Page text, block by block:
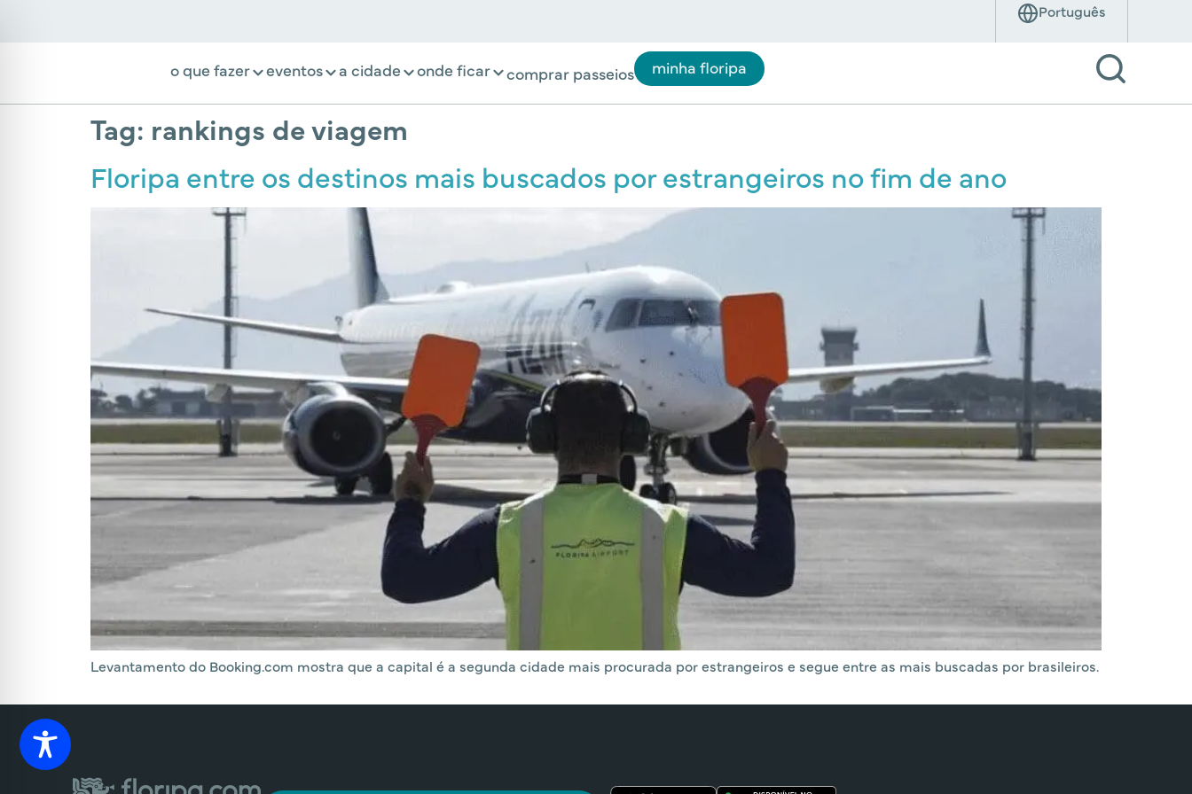
o que fazer eventos a cidade onde ficar comprar passeios minha floripa
Tag: rankings de viagem
Floripa entre os destinos mais buscados por estrangeiros no fim de ano
Levantamento do Booking.com mostra que a capital é a segunda cidade mais procurada por estrangeiros e segue entre as mais buscadas por brasileiros.